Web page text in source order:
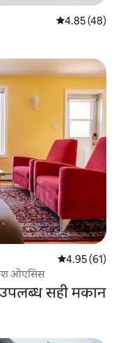
औसत रेटिंग 5 में
4.85 (48)
औसत रेटिंग 5 में
4.95 (61)
ओएसिस
सही मकान